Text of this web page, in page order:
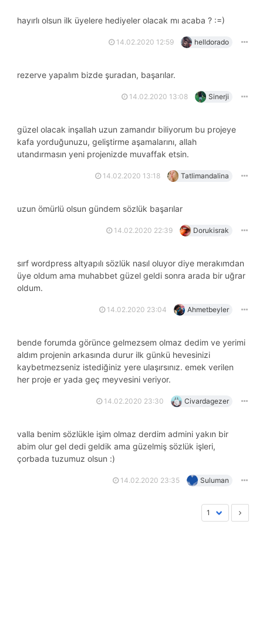
hayırlı olsun ilk üyelere hediyeler olacak mı acaba ? :=)
14.02.2020 12:59 helldorado
rezerve yapalım bizde şuradan, başarılar.
14.02.2020 13:08 Sinerji
güzel olacak inşallah uzun zamandır biliyorum bu projeye
kafa yorduğunuzu, geliştirme aşamalarını, allah
utandırmasın yeni projenizde muvaffak etsin.
14.02.2020 13:18 Tatlimandalina
uzun ömürlü olsun gündem sözlük başarılar
14.02.2020 22:39 Dorukisrak
sırf wordpress altyapılı sözlük nasıl oluyor diye merakımdan
üye oldum ama muhabbet güzel geldi sonra arada bir uğrar
oldum.
14.02.2020 23:04 Ahmetbeyler
bende forumda görünce gelmezsem olmaz dedim ve yerimi
aldım projenin arkasında durur ilk günkü hevesinizi
kaybetmezseniz istediğiniz yere ulaşırsınız. emek verilen
her proje er yada geç meyvesini veriyor.
14.02.2020 23:30 Civardagezer
valla benim sözlükle işim olmaz derdim admini yakın bir
abim olur gel dedi geldik ama güzelmiş sözlük işleri,
çorbada tuzumuz olsun :)
14.02.2020 23:35 Suluman